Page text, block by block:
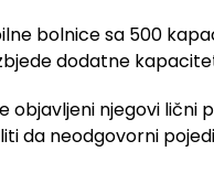
bolnice sa 500
dodatne
objavljeni njegovi lični
da neodgovorni